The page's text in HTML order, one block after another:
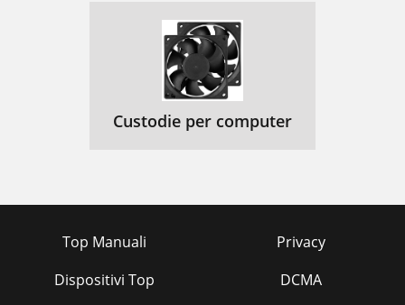
Custodie per computer
Top Manuali
Dispositivi Top
Privacy
DCMA